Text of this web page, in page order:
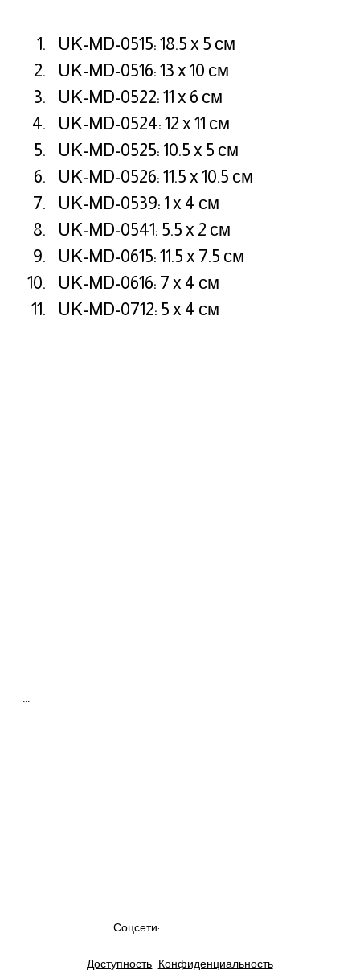
…
UK-MD-0515: 18.5 x 5 см
UK-MD-0516: 13 x 10 см
UK-MD-0522: 11 x 6 см
UK-MD-0524: 12 x 11 см
UK-MD-0525: 10.5 x 5 см
UK-MD-0526: 11.5 x 10.5 см
UK-MD-0539: 1 x 4 см
UK-MD-0541: 5.5 x 2 см
UK-MD-0615: 11.5 x 7.5 см
UK-MD-0616: 7 x 4 см
UK-MD-0712: 5 x 4 см
Доступность Конфиденциальность
Соцсети: